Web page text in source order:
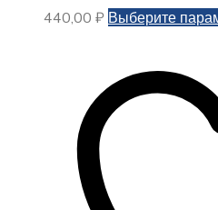
440,00 ₽ Выберите